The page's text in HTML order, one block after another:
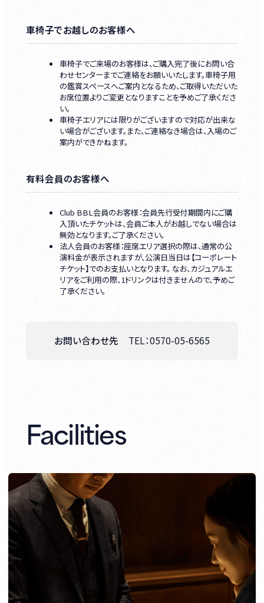
車椅子でお越しのお客様へ
車椅子でご来場のお客様は、ご購入完了後にお問い合
わせセンターまでご連絡をお願いいたします。車椅子用
の鑑賞スペースへご案内となるため、ご取得いただいた
お席位置よりご変更となりますことを予めご了承くださ
い。
車椅子エリアには限りがございますので対応が出来な
い場合がございます。また、ご連絡なき場合は、入場のご
案内ができかねます。
有料会員のお客様へ
Club BBL会員のお客様：会員先行受付期間内にご購
入頂いたチケットは、会員ご本人がお越しでない場合は
無効となります。ご了承ください。
法人会員のお客様：座席エリア選択の際は、通常の公
演料金が表示されますが、公演日当日は【コーポレート
チケット】でのお支払いとなります。 なお、カジュアルエ
リアをご利用の際、1ドリンクは付きませんので、予めご
了承ください。
お問い合わせ先 TEL：0570-05-6565
Facilities